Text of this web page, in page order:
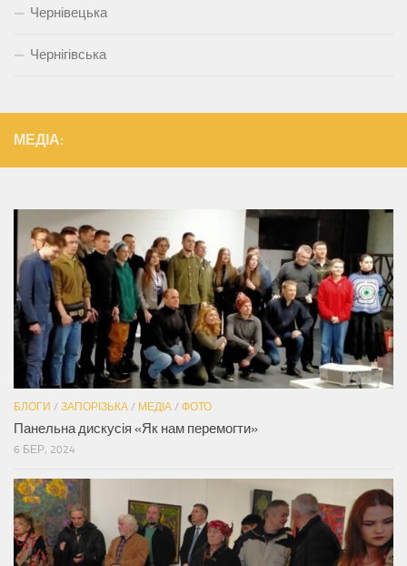
Чернівецька
Чернігівська
МЕДІА:
БЛОГИ / ЗАПОРІЗЬКА / МЕДІА / ФОТО
Панельна дискусія «Як нам перемогти»
6 БЕР, 2024